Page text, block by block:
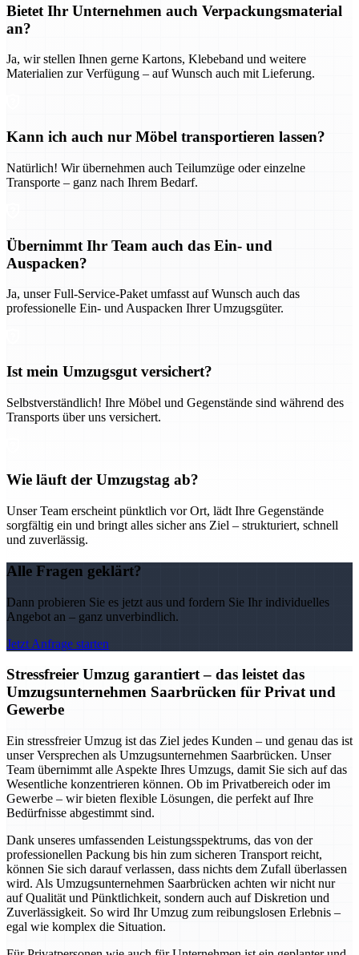
Bietet Ihr Unternehmen auch Verpackungsmaterial
an?
Ja, wir stellen Ihnen gerne Kartons, Klebeband und weitere
Materialien zur Verfügung – auf Wunsch auch mit Lieferung.
Kann ich auch nur Möbel transportieren lassen?
Natürlich! Wir übernehmen auch Teilumzüge oder einzelne
Transporte – ganz nach Ihrem Bedarf.
Übernimmt Ihr Team auch das Ein- und
Auspacken?
Ja, unser Full-Service-Paket umfasst auf Wunsch auch das
professionelle Ein- und Auspacken Ihrer Umzugsgüter.
Ist mein Umzugsgut versichert?
Selbstverständlich! Ihre Möbel und Gegenstände sind während des
Transports über uns versichert.
Wie läuft der Umzugstag ab?
Unser Team erscheint pünktlich vor Ort, lädt Ihre Gegenstände
sorgfältig ein und bringt alles sicher ans Ziel – strukturiert, schnell
und zuverlässig.
Alle Fragen geklärt?
Dann probieren Sie es jetzt aus und fordern Sie Ihr individuelles
Angebot an – ganz unverbindlich.
Jetzt Anfrage starten
Stressfreier Umzug garantiert – das leistet das
Umzugsunternehmen Saarbrücken für Privat und
Gewerbe
Ein stressfreier Umzug ist das Ziel jedes Kunden – und genau das ist
unser Versprechen als Umzugsunternehmen Saarbrücken. Unser
Team übernimmt alle Aspekte Ihres Umzugs, damit Sie sich auf das
Wesentliche konzentrieren können. Ob im Privatbereich oder im
Gewerbe – wir bieten flexible Lösungen, die perfekt auf Ihre
Bedürfnisse abgestimmt sind.
Dank unseres umfassenden Leistungsspektrums, das von der
professionellen Packung bis hin zum sicheren Transport reicht,
können Sie sich darauf verlassen, dass nichts dem Zufall überlassen
wird. Als Umzugsunternehmen Saarbrücken achten wir nicht nur
auf Qualität und Pünktlichkeit, sondern auch auf Diskretion und
Zuverlässigkeit. So wird Ihr Umzug zum reibungslosen Erlebnis –
egal wie komplex die Situation.